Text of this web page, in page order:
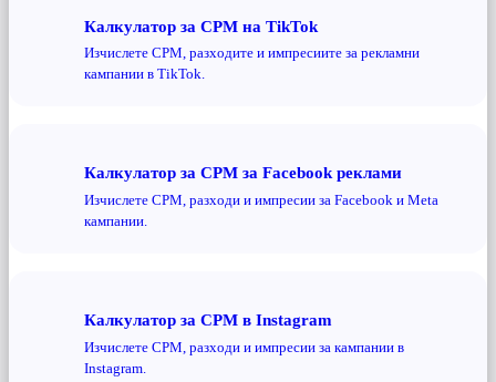
Калкулатор за CPM на TikTok
Изчислете CPM, разходите и импресиите за рекламни
кампании в TikTok.
Калкулатор за CPM за Facebook реклами
Изчислете CPM, разходи и импресии за Facebook и Meta
кампании.
Калкулатор за CPM в Instagram
Изчислете CPM, разходи и импресии за кампании в
Instagram.